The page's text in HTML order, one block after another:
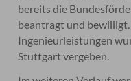
bereits die
beantragt und
Ingenieurleistungen
Stuttgart vergeben.